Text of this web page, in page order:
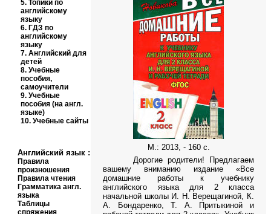
5. Топики по
английскому
языку
6. ГДЗ по
английскому
языку
7. Английский для
детей
8. Учебные
пособия,
самоучители
9. Учебные
пособия (на англ.
языке)
10. Учебные сайты
М.: 2013, - 160 с.
Дорогие родители! Предлагаем
вашему вниманию издание «Все
домашние работы к учебнику
английского языка для 2 класса
начальной школы И. Н. Верещагиной, К.
А. Бондаренко, Т. А. Притыкиной и
Английский язык :
Правила
произношения
Правила чтения
Грамматика англ.
языка
Таблицы
спряжения